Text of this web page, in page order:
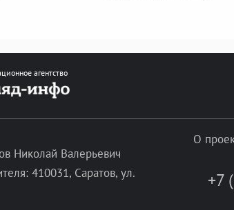
агентство
Николай Валерьевич
410031, Саратов, ул.
О
+7